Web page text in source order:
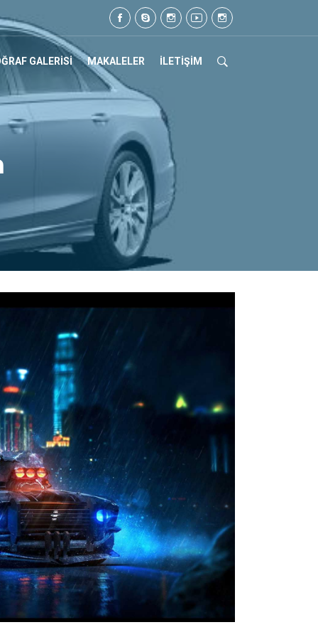
Tel: 0505 105 07 17
GALERİSİ MAKALELER İLETİŞİM